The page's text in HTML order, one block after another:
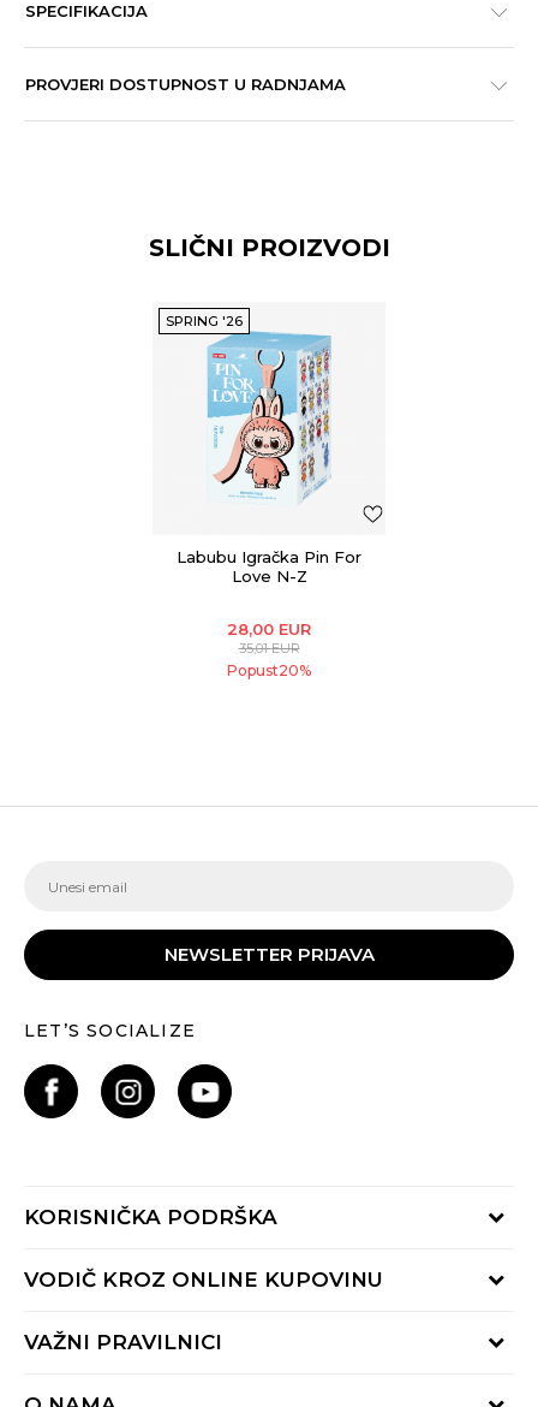
SPECIFIKACIJA
PROVJERI DOSTUPNOST U RADNJAMA
SLIČNI PROIZVODI
SPRING '26
Labubu Igračka Pin For
Love N-Z
28,00 EUR
35,01EUR
Popust20%
NEWSLETTER PRIJAVA
LET’S SOCIALIZE
KORISNIČKA PODRŠKA
Provjeri status porudžbine
Radno vrijeme 9-16h
VODIČ KROZ ONLINE KUPOVINU
Načini isporuke
Reklamacije
VAŽNI PRAVILNICI